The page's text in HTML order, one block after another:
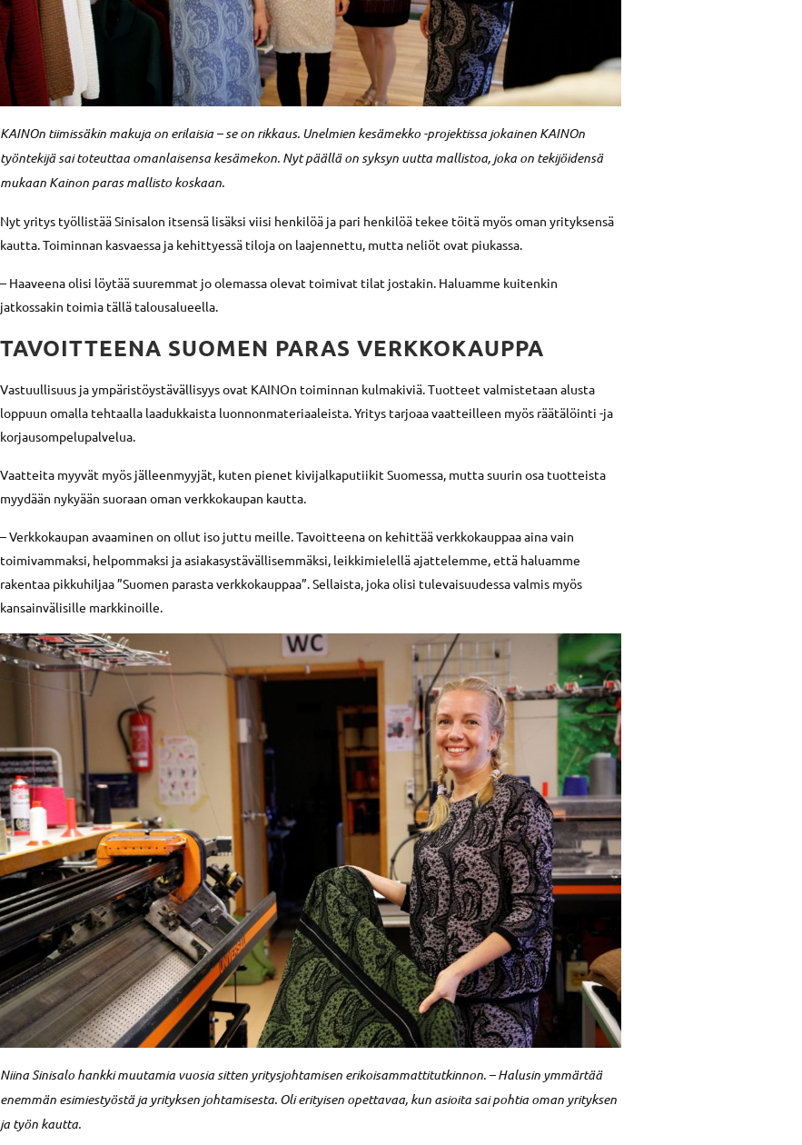
KAINOn tiimissäkin makuja on erilaisia – se on rikkaus. Unelmien kesämekko -projektissa jokainen KAINOn
työntekijä sai toteuttaa omanlaisensa kesämekon. Nyt päällä on syksyn uutta mallistoa, joka on tekijöidensä
mukaan Kainon paras mallisto koskaan.
Nyt yritys työllistää Sinisalon itsensä lisäksi viisi henkilöä ja pari henkilöä tekee töitä myös oman yrityksensä
kautta. Toiminnan kasvaessa ja kehittyessä tiloja on laajennettu, mutta neliöt ovat piukassa.
– Haaveena olisi löytää suuremmat jo olemassa olevat toimivat tilat jostakin. Haluamme kuitenkin
jatkossakin toimia tällä talousalueella.
TAVOITTEENA SUOMEN PARAS VERKKOKAUPPA
Vastuullisuus ja ympäristöystävällisyys ovat KAINOn toiminnan kulmakiviä. Tuotteet valmistetaan alusta
loppuun omalla tehtaalla laadukkaista luonnonmateriaaleista. Yritys tarjoaa vaatteilleen myös räätälöinti -ja
korjausompelupalvelua.
Vaatteita myyvät myös jälleenmyyjät, kuten pienet kivijalkaputiikit Suomessa, mutta suurin osa tuotteista
myydään nykyään suoraan oman verkkokaupan kautta.
– Verkkokaupan avaaminen on ollut iso juttu meille. Tavoitteena on kehittää verkkokauppaa aina vain
toimivammaksi, helpommaksi ja asiakasystävällisemmäksi, leikkimielellä ajattelemme, että haluamme
rakentaa pikkuhiljaa ”Suomen parasta verkkokauppaa”. Sellaista, joka olisi tulevaisuudessa valmis myös
kansainvälisille markkinoille.
Niina Sinisalo hankki muutamia vuosia sitten yritysjohtamisen erikoisammattitutkinnon. – Halusin ymmärtää
enemmän esimiestyöstä ja yrityksen johtamisesta. Oli erityisen opettavaa, kun asioita sai pohtia oman yrityksen
ja työn kautta.